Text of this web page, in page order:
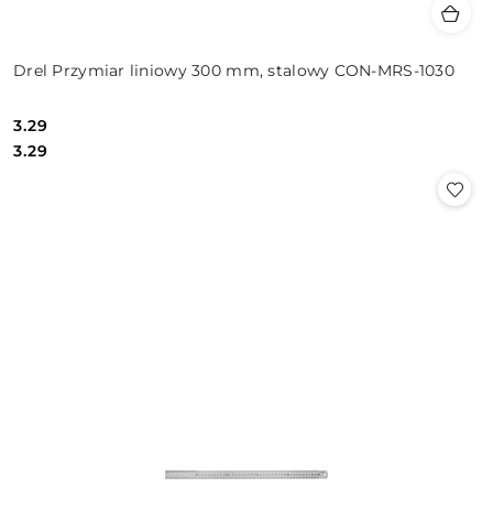
Drel Przymiar liniowy 300 mm, stalowy CON-MRS-1030
Cena:
3.29
Cena:
3.29